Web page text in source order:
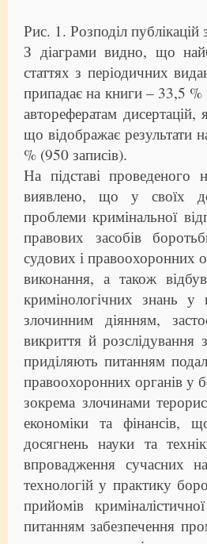
Рис. 1. Розподіл
З діаграми видно, що
статтях з періодичних
припадає на книги – 33,5 %
авторефератам
що відображає результати
% (950 записів).
На підставі проведеного
виявлено, що у своїх
проблеми кримінальної
правових засобів
судових і правоохоронних
виконання, а також
кримінологічних знань у
злочинним діянням,
викриття й розслідування
приділяють питанням
правоохоронних органів у
зокрема злочинами
економіки та фінансів,
досягнень науки та
впровадження сучасних
технологій у практику
прийомів
питанням забезпечення